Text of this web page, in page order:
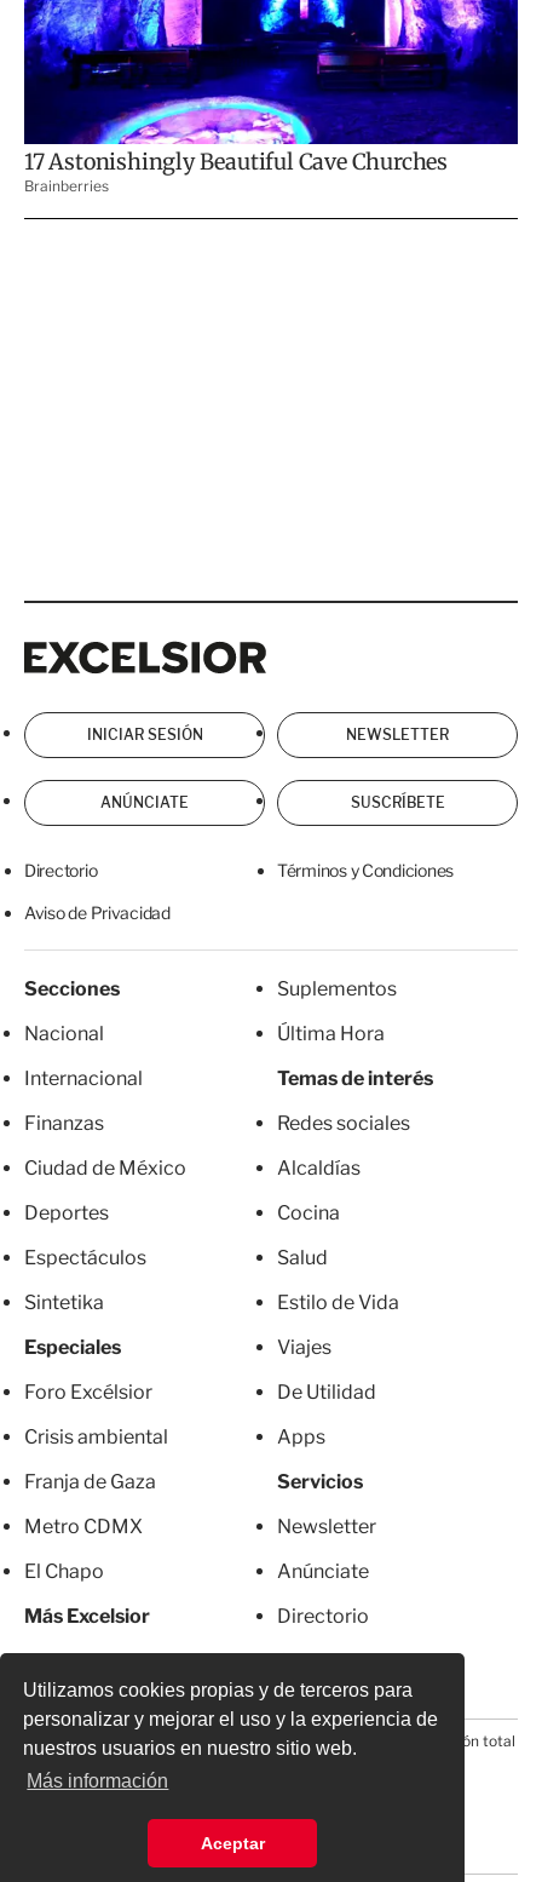
Utilizamos cookies propias y de terceros para
personalizar y mejorar el uso y la experiencia de
nuestros usuarios en nuestro sitio web.
Más información
Aceptar
INICIAR SESIÓN NEWSLETTER
ANÚNCIATE SUSCRÍBETE
Directorio Términos y Condiciones
Aviso de Privacidad
Secciones
Nacional
Internacional
Finanzas
Ciudad de México
Deportes
Espectáculos
Sintetika
Especiales
Foro Excélsior
Crisis ambiental
Franja de Gaza
Metro CDMX
El Chapo
Más Excelsior
Suplementos
Última Hora
Temas de interés
Redes sociales
Alcaldías
Cocina
Salud
Estilo de Vida
Viajes
De Utilidad
Apps
Servicios
Newsletter
Anúnciate
Directorio
© 2026 Todos los derechos reservados. Prohibida la reproducción total
o parcial, incluyendo cualquier medio electrónico*